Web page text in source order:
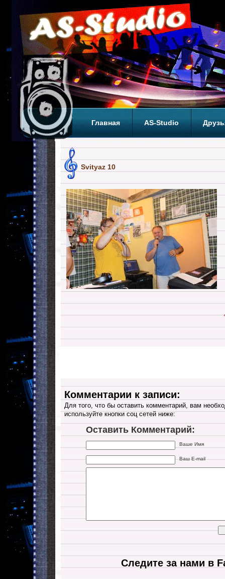
Главная AS-Studio
Svityaz 10
Комментарии к записи:
Для того, что бы оставить комментарий, вам
используйте кнопки соц сетей ниже:
Оставить Комментарий:
Ваше Имя
Ваш E-mail
Следите за нами в